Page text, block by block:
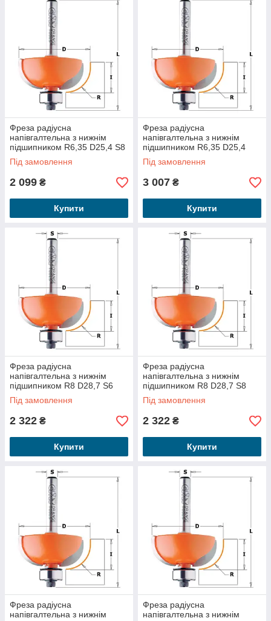
Фреза радіусна
напівгалтельна з нижнім
підшипником R6,35 D25,4 S8
937.222.11
Під замовлення
2 099 ₴
Купити
Фреза радіусна
напівгалтельна з нижнім
підшипником R6,35 D25,4
S12 937.722.11
Під замовлення
3 007 ₴
Купити
Фреза радіусна
напівгалтельна з нижнім
підшипником R8 D28,7 S6
737.254.11
Під замовлення
2 322 ₴
Купити
Фреза радіусна
напівгалтельна з нижнім
підшипником R8 D28,7 S8
937.254.11
Під замовлення
2 322 ₴
Купити
Фреза радіусна
напівгалтельна з нижнім
Фреза радіусна
напівгалтельна з нижнім